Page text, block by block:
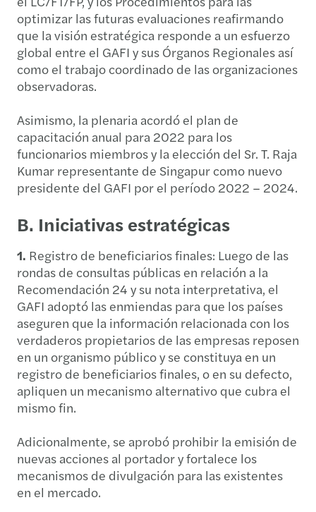
optimizar las futuras evaluaciones reafirmando
que la visión estratégica responde a un esfuerzo
global entre el GAFI y sus Órganos Regionales así
como el trabajo coordinado de las organizaciones
observadoras.
Asimismo, la plenaria acordó el plan de
capacitación anual para 2022 para los
funcionarios miembros y la elección del Sr. T. Raja
Kumar representante de Singapur como nuevo
presidente del GAFI por el período 2022 – 2024.
B. Iniciativas estratégicas
1. Registro de beneficiarios finales: Luego de las
rondas de consultas públicas en relación a la
Recomendación 24 y su nota interpretativa, el
GAFI adoptó las enmiendas para que los países
aseguren que la información relacionada con los
verdaderos propietarios de las empresas reposen
en un organismo público y se constituya en un
registro de beneficiarios finales, o en su defecto,
apliquen un mecanismo alternativo que cubra el
mismo fin.
Adicionalmente, se aprobó prohibir la emisión de
nuevas acciones al portador y fortalece los
mecanismos de divulgación para las existentes
en el mercado.